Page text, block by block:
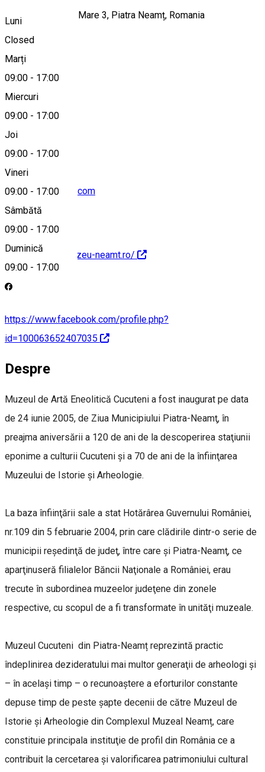
Luni
Closed
Marți
09:00 - 17:00
Miercuri
09:00 - 17:00
Joi
09:00 - 17:00
Vineri
09:00 - 17:00
Sâmbătă
09:00 - 17:00
Duminică
09:00 - 17:00
Strada Ștefan cel Mare 3, Piatra Neamț, Romania
Hartă
muzeupn@yahoo.com
http://maecpn.muzeu-neamt.ro/
https://www.facebook.com/profile.php?
id=100063652407035
Despre
Muzeul de Artă Eneolitică Cucuteni a fost inaugurat pe data
de 24 iunie 2005, de Ziua Municipiului Piatra-Neamţ, în
preajma aniversării a 120 de ani de la descoperirea staţiunii
eponime a culturii Cucuteni şi a 70 de ani de la înfiinţarea
Muzeului de Istorie şi Arheologie.
La baza înfiinţării sale a stat Hotărârea Guvernului României,
nr.109 din 5 februarie 2004, prin care clădirile dintr-o serie de
municipii reşedinţă de judeţ, între care şi Piatra-Neamţ, ce
aparţinuseră filialelor Băncii Naţionale a României, erau
trecute în subordinea muzeelor judeţene din zonele
respective, cu scopul de a fi transformate în unităţi muzeale.
Muzeul Cucuteni din Piatra-Neamț reprezintă practic
îndeplinirea dezideratului mai multor generaţii de arheologi şi
– în acelaşi timp – o recunoaştere a eforturilor constante
depuse timp de peste şapte decenii de către Muzeul de
Istorie şi Arheologie din Complexul Muzeal Neamț, care
constituie principala instituţie de profil din România ce a
contribuit la cercetarea şi valorificarea patrimoniului cultural